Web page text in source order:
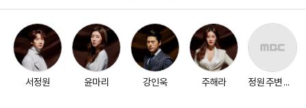
서정원 윤마리 강인욱 주해라 정원 주변 인물